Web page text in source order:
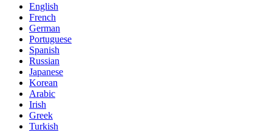
English
French
German
Portuguese
Spanish
Russian
Japanese
Korean
Arabic
Irish
Greek
Turkish